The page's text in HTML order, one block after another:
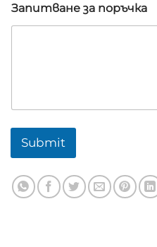
Запитване за поръчка
Submit